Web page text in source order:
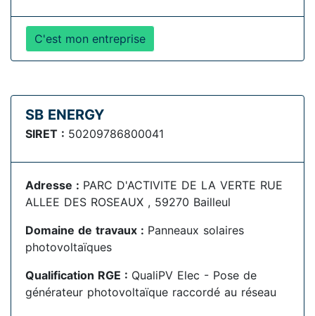
C'est mon entreprise
SB ENERGY
SIRET : 50209786800041
Adresse : PARC D'ACTIVITE DE LA VERTE RUE
ALLEE DES ROSEAUX , 59270 Bailleul
Domaine de travaux : Panneaux solaires
photovoltaïques
Qualification RGE : QualiPV Elec - Pose de
générateur photovoltaïque raccordé au réseau